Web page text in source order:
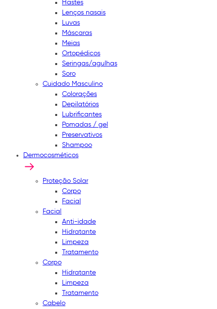
Hastes
Lenços nasais
Luvas
Máscaras
Meias
Ortopédicos
Seringas/agulhas
Soro
Cuidado Masculino
Colorações
Depilatórios
Lubrificantes
Pomadas / gel
Preservativos
Shampoo
Dermocosméticos
Proteção Solar
Corpo
Facial
Facial
Anti-idade
Hidratante
Limpeza
Tratamento
Corpo
Hidratante
Limpeza
Tratamento
Cabelo